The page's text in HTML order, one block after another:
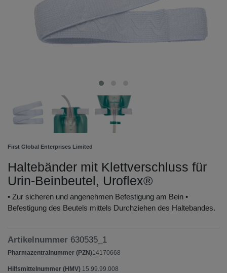
First Global Enterprises Limited
Haltebänder mit Klettverschluss für
Urin-Beinbeutel, Uroflex®
• Zur sicheren und angenehmen Befestigung am Bein •
Befestigung des Beutels mittels Durchziehen des Haltebandes.
Artikelnummer 630535_1
Pharmazentralnummer (PZN)14170668
Hilfsmittelnummer (HMV) 15.99.99.008